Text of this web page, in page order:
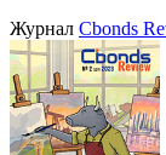
Журнал Cbonds